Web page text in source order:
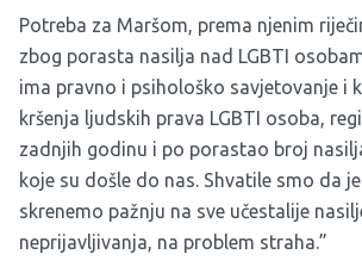
Potreba za Maršom, prema njenim
zbog porasta nasilja nad LGBTI
ima pravno i psihološko savjetovanje i
kršenja ljudskih prava LGBTI osoba,
zadnjih godinu i po porastao broj
koje su došle do nas. Shvatile smo da
skrenemo pažnju na sve učestalije
neprijavljivanja, na problem straha.”